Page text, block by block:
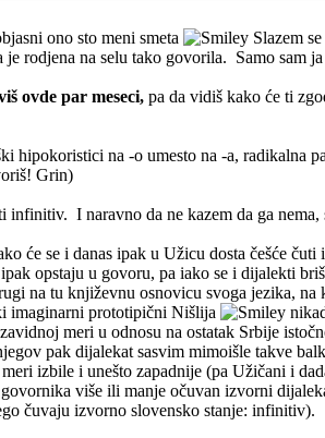
ono sto meni smeta
Slazem
rodjena na selu tako govorila. Samo sam
ovde par meseci, pa da vidiš kako će ti
hipokoristici na -o umesto na -a, radikalna
Grin)
I naravno da ne kazem da ga nema,
će se i danas ipak u Užicu dosta češće
opstaju u govoru, pa iako se i dijalekti
na tu književnu osnovicu svoga jezika,
imaginarni prototipični Nišlija
meri u odnosu na ostatak Srbije
pak dijalekat sasvim mimoišle takve
izbile i unešto zapadnije (pa Užičani i
više ili manje očuvan izvorni
čuvaju izvorno slovensko stanje: infinitiv).